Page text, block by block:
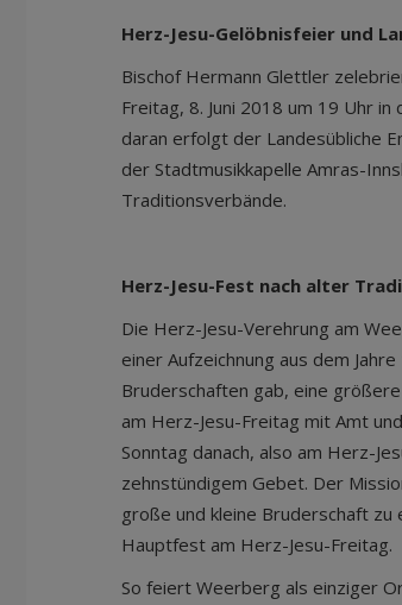
Herz-Jesu-Gelöbnisfeier und
Bischof Hermann Glettler
Freitag, 8. Juni 2018 um 19 Uhr
daran erfolgt der Landesübliche
der Stadtmusikkapelle Amras-
Traditionsverbände.
Herz-Jesu-Fest nach alter
Die Herz-Jesu-Verehrung am
einer Aufzeichnung aus dem
Bruderschaften gab, eine
am Herz-Jesu-Freitag mit Amt
Sonntag danach, also am Herz-
zehnstündigem Gebet. Der
große und kleine Bruderschaft
Hauptfest am Herz-Jesu-Freitag.
So feiert Weerberg als einziger